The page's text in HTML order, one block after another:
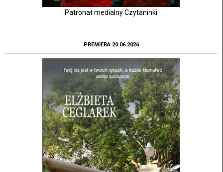
Patronat medialny Czytaninki
PREMIERA 20.06.2026